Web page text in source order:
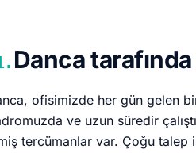
Danca tarafında
ofisimizde her gün gelen
ve uzun süredir
tercümanlar var. Çoğu